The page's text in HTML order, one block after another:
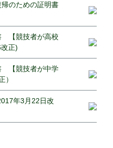
のための証明書
【競技者が高校
正)
【競技者が中学
）
年3月22日改